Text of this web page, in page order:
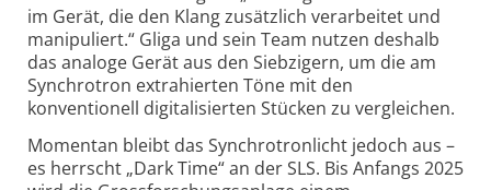
im Gerät, die den Klang zusätzlich verarbeitet und
manipuliert.“ Gliga und sein Team nutzen deshalb
das analoge Gerät aus den Siebzigern, um die am
Synchrotron extrahierten Töne mit den
konventionell digitalisierten Stücken zu vergleichen.
Momentan bleibt das Synchrotronlicht jedoch aus –
es herrscht „Dark Time“ an der SLS. Bis Anfangs 2025